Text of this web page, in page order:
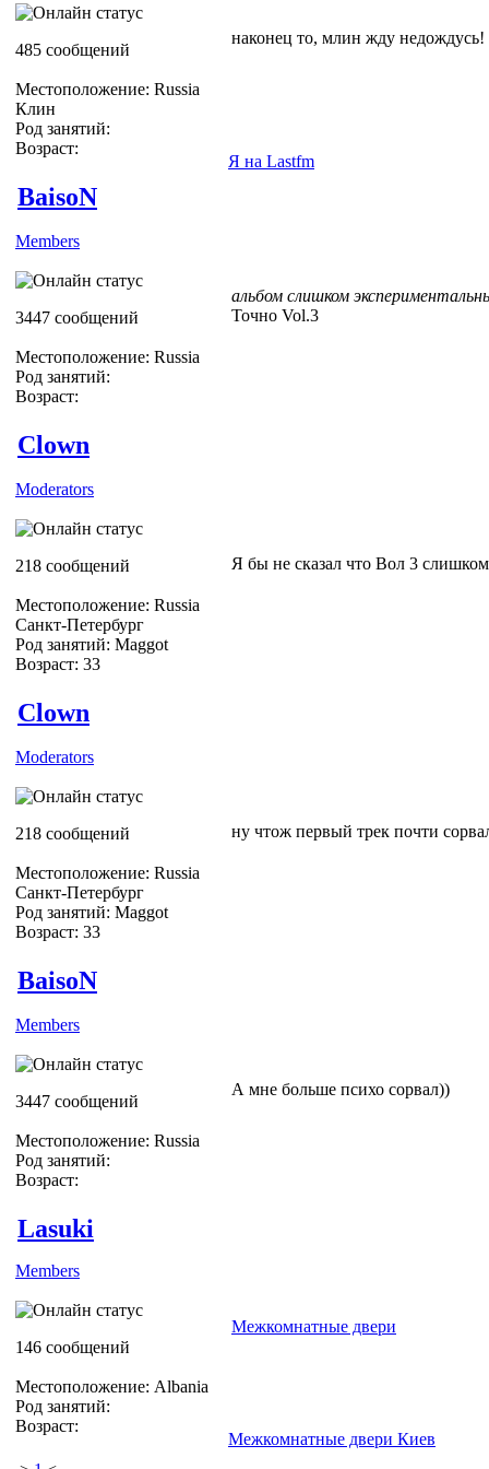
485 сообщений
Местоположение: Russia
Клин
Род занятий:
Возраст:
наконец то, млин жду недождусь!
Я на Lastfm
BaisoN
Members
3447 сообщений
Местоположение: Russia
Род занятий:
Возраст:
альбом слишком
Точно Vol.3
Clown
Moderators
218 сообщений
Местоположение: Russia
Санкт-Петербург
Род занятий: Maggot
Возраст: 33
Я бы не сказал что Вол 3
Clown
Moderators
218 сообщений
Местоположение: Russia
Санкт-Петербург
Род занятий: Maggot
Возраст: 33
ну чтож первый трек почти
BaisoN
Members
3447 сообщений
Местоположение: Russia
Род занятий:
Возраст:
А мне больше психо сорвал))
Lasuki
Members
146 сообщений
Местоположение: Albania
Род занятий:
Возраст:
Межкомнатные двери
Межкомнатные двери Киев